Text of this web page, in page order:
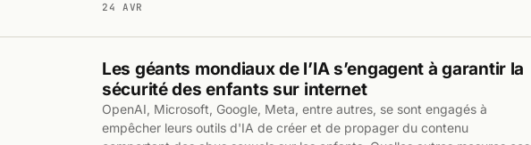
24 AVR
Les géants mondiaux de l’IA s’engagent à garantir la
sécurité des enfants sur internet
OpenAI, Microsoft, Google, Meta, entre autres, se sont engagés à
empêcher leurs outils d'IA de créer et de propager du contenu